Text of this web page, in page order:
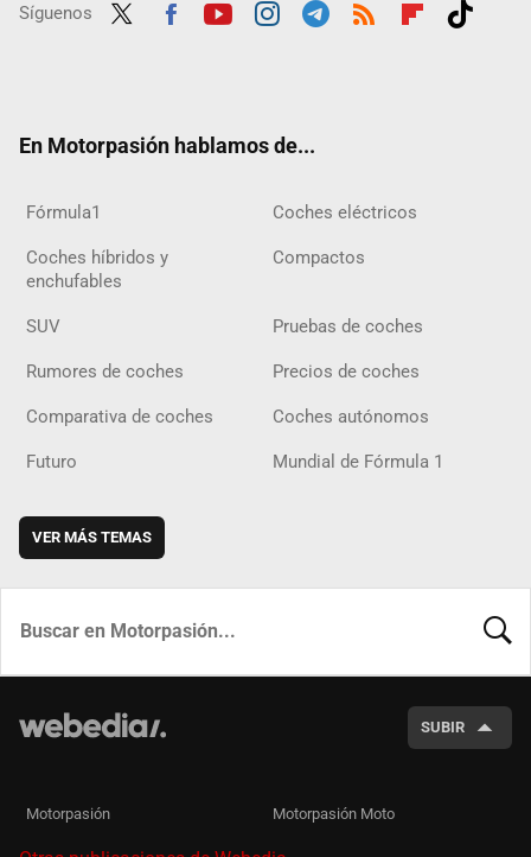
Síguenos
En Motorpasión hablamos de...
Fórmula1 Coches eléctricos
Coches híbridos y
enchufables
Compactos
SUV Pruebas de coches
Rumores de coches Precios de coches
Comparativa de coches Coches autónomos
Futuro Mundial de Fórmula 1
VER MÁS TEMAS
SUBIR
Motorpasión Motorpasión Moto